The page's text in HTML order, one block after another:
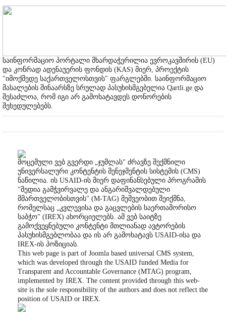
საინფორმაციო პორტალი მხარდაჭერილია ევროკავშირის (EU)
და კონრად ადენაუერის ფონდის (KAS) მიერ, პროექტის
"იმოქმედე საქართველოსთვის" ფარგლებში. საინფორმაციო
მასალების შინაარსზე სრულად პასუხისმგებელია Qartli.ge და
შესაძლოა, რომ იგი არ გამოხატავდეს დონორების
შეხედულებებს.
მოცემული ვებ გვერდი „ჯუმლას" ძრავზე შექმნილი
უნივერსალური კონტენტის მენეჯმენტის სისტემის (CMS)
ნაწილია. ის USAID-ის მიერ დაფინანსებული პროგრამის
"მედია გამჭვირვალე და ანგარიშვალდებული
მმართველობისთვის" (M-TAG) მეშვეობით შეიქმნა,
რომელსაც „კვლევისა და გაცვლების საერთაშორისო
საბჭო" (IREX) ახორციელებს. ამ ვებ საიტზე
გამოქვეყნებული კონტენტი მთლიანად ავტორების
პასუხისმგებლობაა და ის არ გამოხატავს USAID-ისა და
IREX-ის პოზიციას.
This web page is part of Joomla based universal CMS system,
which was developed through the USAID funded Media for
Transparent and Accountable Governance (MTAG) program,
implemented by IREX. The content provided through this web-
site is the sole responsibility of the authors and does not reflect the
position of USAID or IREX.